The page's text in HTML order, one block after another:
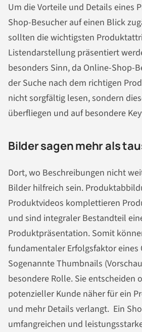
Um die Vorteile und Details eines
Shop-Besucher auf einen Blick
sollten die wichtigsten
Listendarstellung präsentiert
besonders Sinn, da Online-Shop-
der Suche nach dem richtigen
nicht sorgfältig lesen, sondern
überfliegen und auf besondere
Bilder sagen mehr als
Dort, wo Beschreibungen nicht
Bilder hilfreich sein.
Produktvideos komplettieren
und sind integraler Bestandteil
Produktpräsentation. Somit
fundamentaler Erfolgsfaktor eines
Sogenannte Thumbnails
besondere Rolle. Sie entscheiden
potenzieller Kunde näher für ein
und mehr Details verlangt. Ein
umfangreichen und